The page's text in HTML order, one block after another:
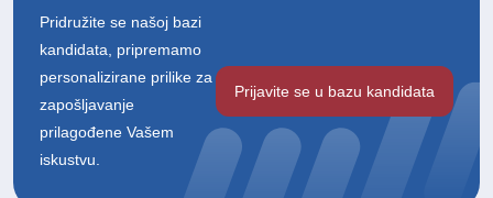
Pridružite se našoj bazi
kandidata, pripremamo
personalizirane prilike za
zapošljavanje
prilagođene Vašem
iskustvu.
Prijavite se u bazu kandidata